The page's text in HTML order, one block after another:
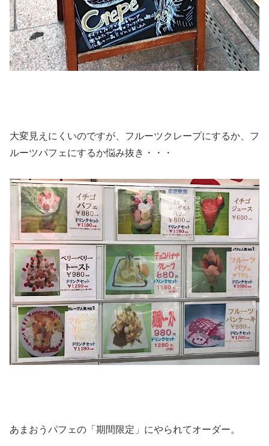
大変見えにくいのですが、フルーツクレープにするか、フ
ルーツパフェにするか悩み抜き・・・
あまおうパフェの「期間限定」にやられてオーダー。